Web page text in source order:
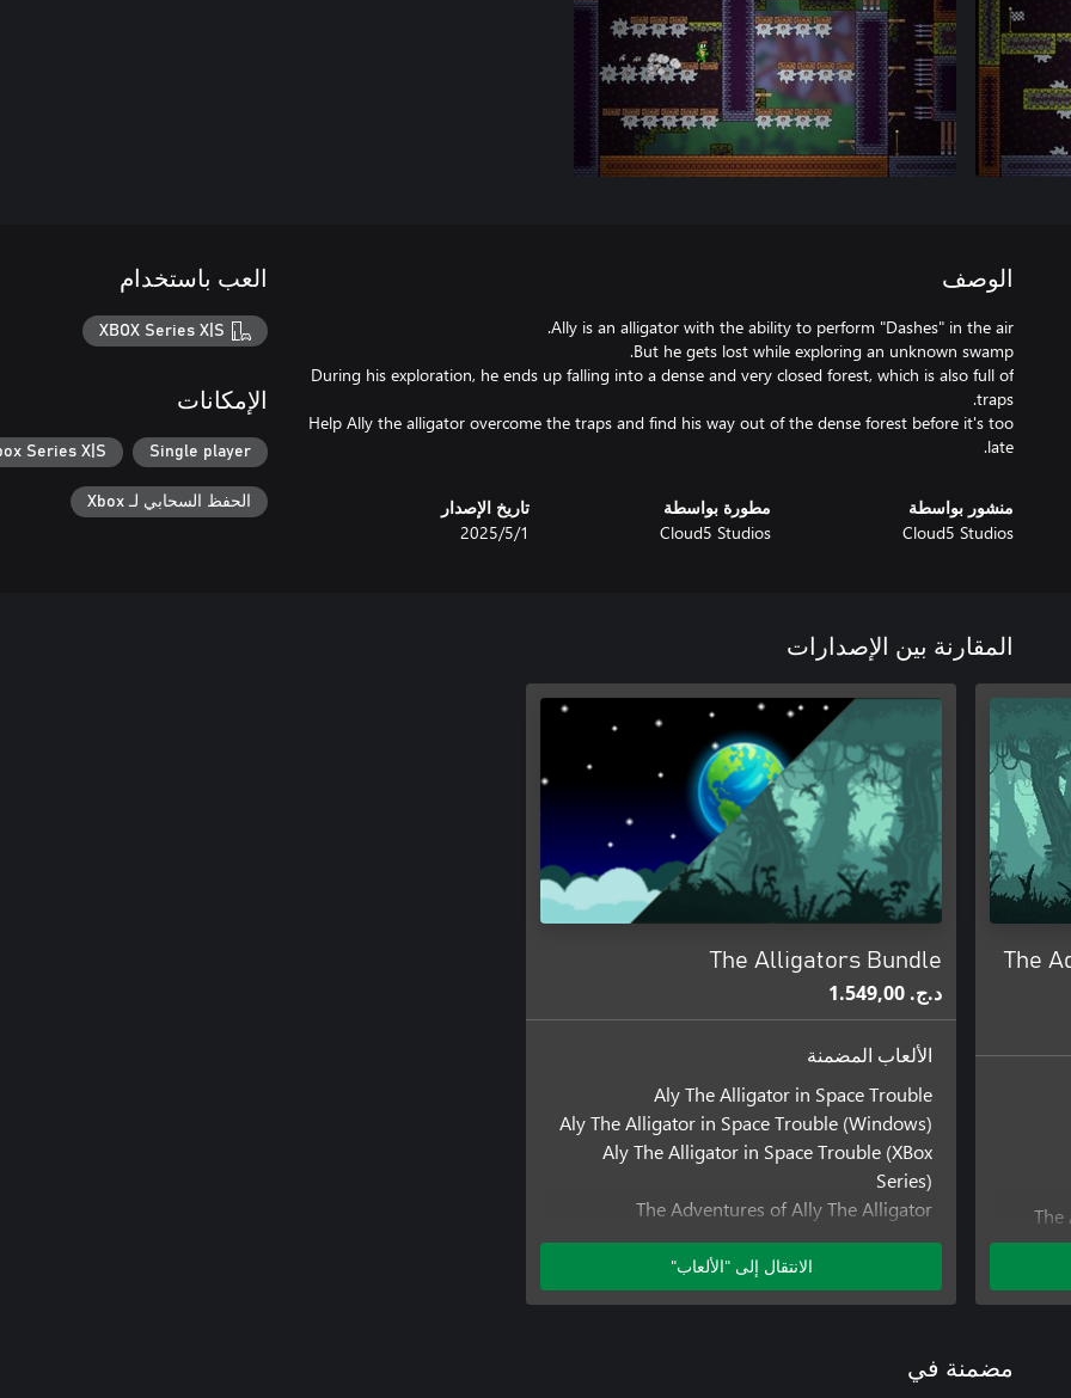
الوصف
During his exploration, he ends up falling into a dense and very closed forest, which is also full of
Help Ally the alligator overcome the traps and find his way out of the dense forest before it's too
late.
منشور بواسطة
Cloud5 Studios
مطورة بواسطة
Cloud5 Studios
تاريخ الإصدار
1‏/5‏/2025
العب باستخدام
XBOX Series X|S
الإمكانات
Single player
Series X|S
الحفظ السحابي لـ Xbox
المقارنة بين الإصدارات
The
The
The Alligators Bundle
د.ج.‏ 1.549,00
الألعاب المضمنة
Aly The Alligator in Space Trouble
Aly The Alligator in Space Trouble (Windows)
Aly The Alligator in Space Trouble (XBox
Series)
The Adventures of Ally The Alligator
The Adventures of Ally The Alligator
The Adventures of Ally The Alligator (XBox
الانتقال إلى "الألعاب"
مضمنة في